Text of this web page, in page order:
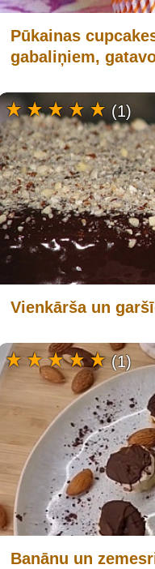
Pūkainas
gabaliņiem,
Vienkārša un
(1)
Banānu un
(1)